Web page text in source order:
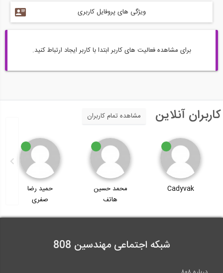
ویژگی های پروفایل کاربری
برای مشاهده فعالیت های کاربر ابتدا با کاربر ایجاد ارتباط کنید.
کاربران آنلاین مشاهده تمام کاربران
Cadyvak
محمد حسین
هاتف
حمید رضا
صفری
شبکه اجتماعی مهندسین 808